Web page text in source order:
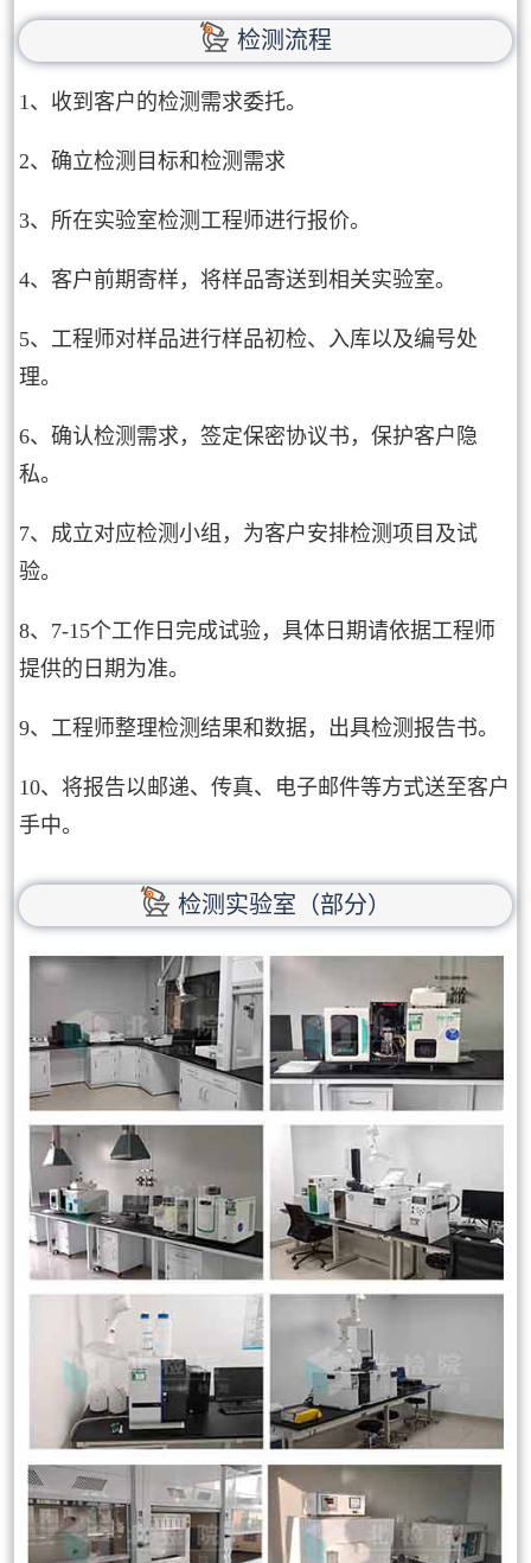
检测流程
1、收到客户的检测需求委托。
2、确立检测目标和检测需求
3、所在实验室检测工程师进行报价。
4、客户前期寄样，将样品寄送到相关实验室。
5、工程师对样品进行样品初检、入库以及编号处
理。
6、确认检测需求，签定保密协议书，保护客户隐
私。
7、成立对应检测小组，为客户安排检测项目及试
验。
8、7-15个工作日完成试验，具体日期请依据工程师
提供的日期为准。
9、工程师整理检测结果和数据，出具检测报告书。
10、将报告以邮递、传真、电子邮件等方式送至客户
手中。
检测实验室（部分）